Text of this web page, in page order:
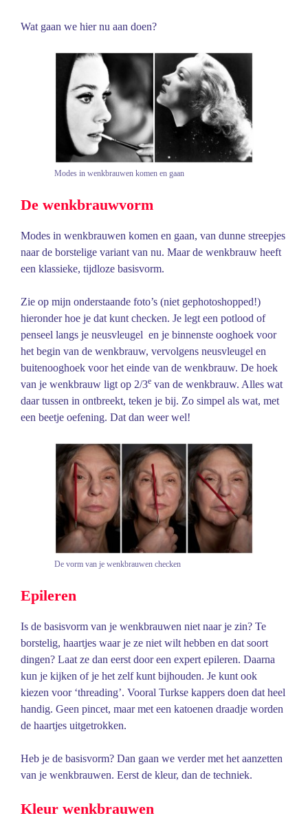
Wat gaan we hier nu aan doen?
Modes in wenkbrauwen komen en gaan
De wenkbrauwvorm
Modes in wenkbrauwen komen en gaan, van dunne streepjes
naar de borstelige variant van nu. Maar de wenkbrauw heeft
een klassieke, tijdloze basisvorm.
Zie op mijn onderstaande foto’s (niet gephotoshopped!)
hieronder hoe je dat kunt checken. Je legt een potlood of
penseel langs je neusvleugel en je binnenste ooghoek voor
het begin van de wenkbrauw, vervolgens neusvleugel en
buitenooghoek voor het einde van de wenkbrauw. De hoek
van je wenkbrauw ligt op 2/3e van de wenkbrauw. Alles wat
daar tussen in ontbreekt, teken je bij. Zo simpel als wat, met
een beetje oefening. Dat dan weer wel!
De vorm van je wenkbrauwen checken
Epileren
Is de basisvorm van je wenkbrauwen niet naar je zin? Te
borstelig, haartjes waar je ze niet wilt hebben en dat soort
dingen? Laat ze dan eerst door een expert epileren. Daarna
kun je kijken of je het zelf kunt bijhouden. Je kunt ook
kiezen voor ‘threading’. Vooral Turkse kappers doen dat heel
handig. Geen pincet, maar met een katoenen draadje worden
de haartjes uitgetrokken.
Heb je de basisvorm? Dan gaan we verder met het aanzetten
van je wenkbrauwen. Eerst de kleur, dan de techniek.
Kleur wenkbrauwen